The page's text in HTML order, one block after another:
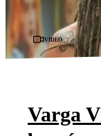
Videó
Varga